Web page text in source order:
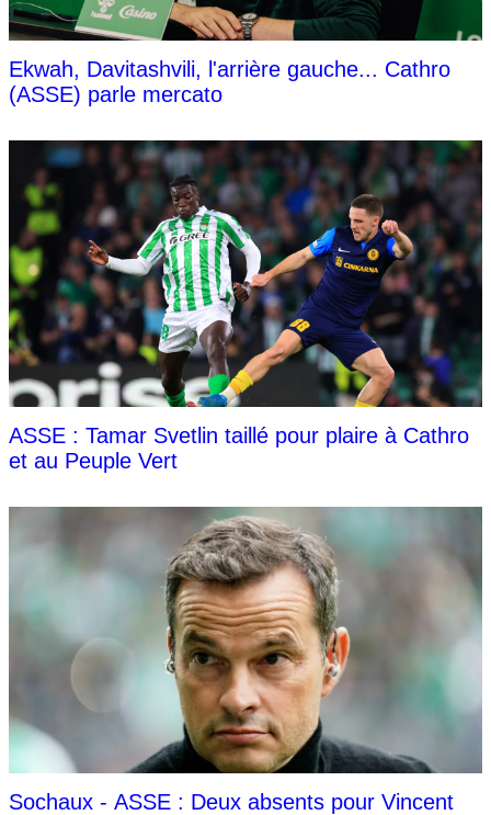
Ekwah, Davitashvili, l'arrière gauche... Cathro
(ASSE) parle mercato
ASSE : Tamar Svetlin taillé pour plaire à Cathro
et au Peuple Vert
Sochaux - ASSE : Deux absents pour Vincent